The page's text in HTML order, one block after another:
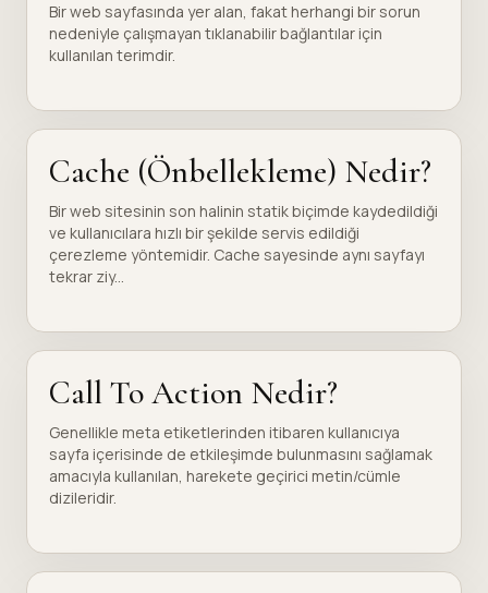
Bir web sayfasında yer alan, fakat herhangi bir sorun
nedeniyle çalışmayan tıklanabilir bağlantılar için
kullanılan terimdir.
Cache (Önbellekleme) Nedir?
Bir web sitesinin son halinin statik biçimde kaydedildiği
ve kullanıcılara hızlı bir şekilde servis edildiği
çerezleme yöntemidir. Cache sayesinde aynı sayfayı
tekrar ziy...
Call To Action Nedir?
Genellikle meta etiketlerinden itibaren kullanıcıya
sayfa içerisinde de etkileşimde bulunmasını sağlamak
amacıyla kullanılan, harekete geçirici metin/cümle
dizileridir.